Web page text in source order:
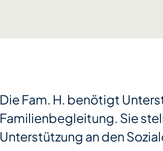
Die Fam. H. benötigt
Familienbegleitung. Sie
Unterstützung an den